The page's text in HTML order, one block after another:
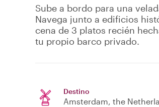
Sube a bordo para una
Navega junto a edificios
cena de 3 platos recién
tu propio barco privado.
Destino
Amsterdam, the